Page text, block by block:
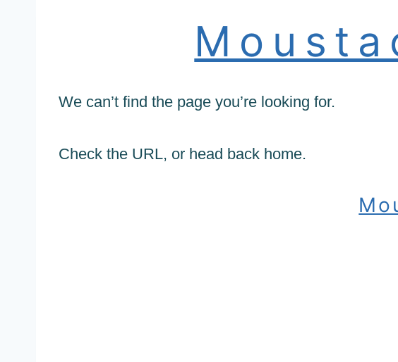
We can’t find the page you’re looking for.
Check the URL, or head back home.